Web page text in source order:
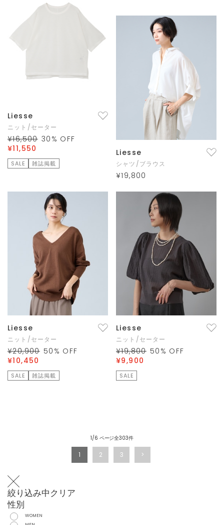
Liesse
ニット/セーター
¥16,500 30 % OFF
¥11,550
SALE 雑誌掲載
Liesse
シャツ/ブラウス
¥19,800
Liesse
ニット/セーター
¥20,900 50 % OFF
¥10,450
SALE 雑誌掲載
Liesse
ニット/セーター
¥19,800 50 % OFF
¥9,900
SALE
1/6 ページ全303件
1 2 3
絞り込み中クリア
性別
WOMEN